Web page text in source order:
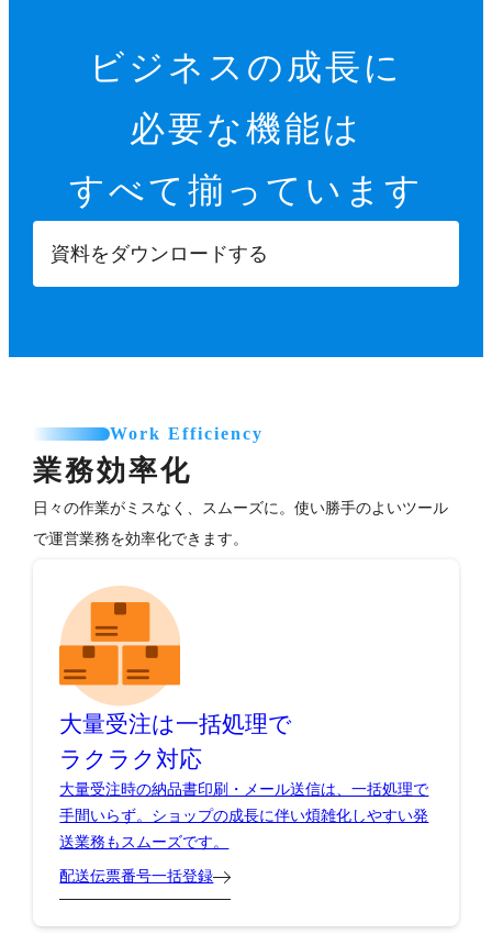
ビジネスの成長に
必要な機能は
すべて揃っています
資料をダウンロードする
Work Efficiency
業務効率化
日々の作業がミスなく、スムーズに。使い勝手のよいツール
で運営業務を効率化できます。
大量受注は一括処理で
ラクラク対応
大量受注時の納品書印刷・メール送信は、一括処理で
手間いらず。ショップの成長に伴い煩雑化しやすい発
送業務もスムーズです。
配送伝票番号一括登録